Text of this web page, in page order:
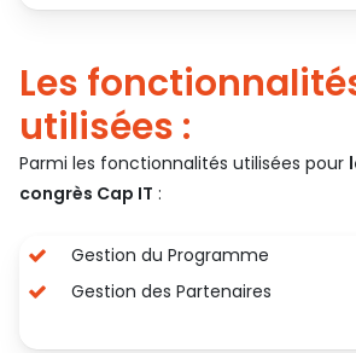
Les
utilisées :
Parmi les fonctionnalités utilisées pour
congrès Cap IT :
Gestion du Programme
Gestion des Partenaires